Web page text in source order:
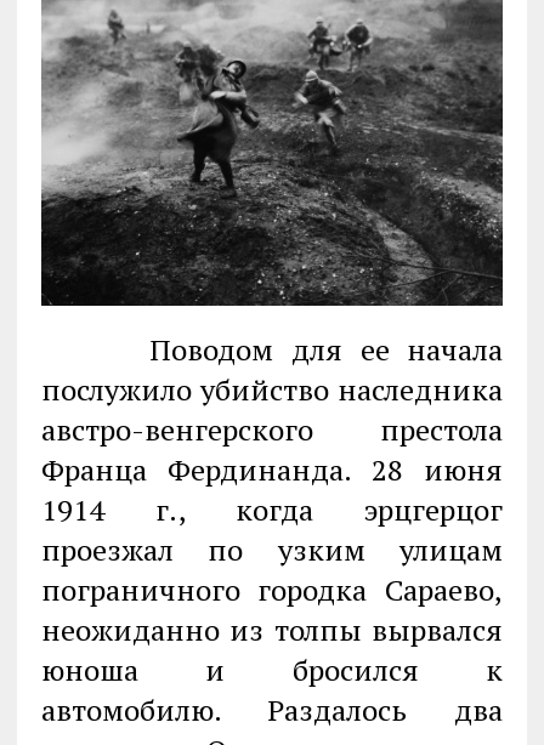
Поводом для ее начала
послужило убийство наследника
австро-венгерского престола
Франца Фердинанда. 28 июня
1914 г., когда эрцгерцог
проезжал по узким улицам
пограничного городка Сараево,
неожиданно из толпы вырвался
юноша и бросился к
автомобилю. Раздалось два